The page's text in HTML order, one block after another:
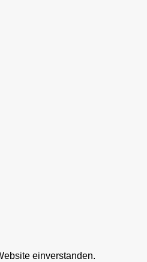
einverstanden.